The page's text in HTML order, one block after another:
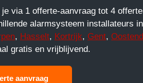
via 1 offerte-aanvraag tot 4
alarmsysteem installateurs in
, Hasselt, Kortrijk, Gent,
gratis en vrijblijvend.
aanvraag